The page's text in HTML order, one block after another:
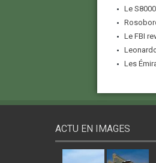
Le
Le FBI
Les
ACTU EN IMAGES